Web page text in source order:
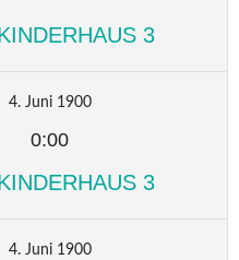
3
4. Juni 1900
0:00
3
4. Juni 1900